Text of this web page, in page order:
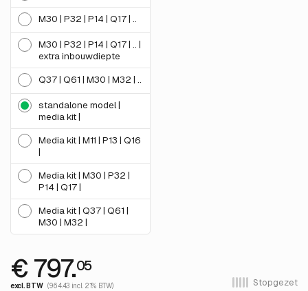
M30 | P32 | P14 | Q17 | ..
M30 | P32 | P14 | Q17 | .. |
extra inbouwdiepte
Q37 | Q61 | M30 | M32 | ..
standalone model |
media kit |
Media kit | M11 | P13 | Q16
|
Media kit | M30 | P32 |
P14 | Q17 |
Media kit | Q37 | Q61 |
M30 | M32 |
€ 797.05
excl. BTW (964.43 incl. 21% BTW) Stopgezet